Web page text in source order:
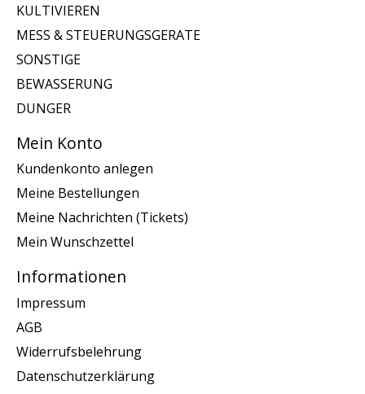
KULTIVIEREN
MESS & STEUERUNGSGERATE
SONSTIGE
BEWASSERUNG
DUNGER
Mein Konto
Kundenkonto anlegen
Meine Bestellungen
Meine Nachrichten (Tickets)
Mein Wunschzettel
Informationen
Impressum
AGB
Widerrufsbelehrung
Datenschutzerklärung